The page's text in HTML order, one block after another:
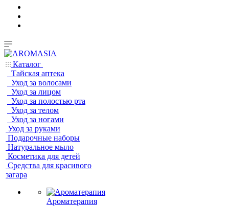
Каталог
Тайская аптека
Уход за волосами
Уход за лицом
Уход за полостью рта
Уход за телом
Уход за ногами
Уход за руками
Подарочные наборы
Натуральное мыло
Косметика для детей
Средства для красивого
загара
Ароматерапия